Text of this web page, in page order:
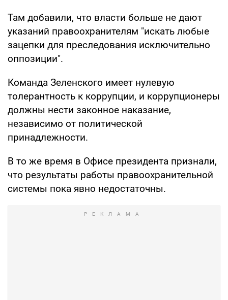
Там добавили, что власти больше не дают
указаний правоохранителям "искать любые
зацепки для преследования исключительно
оппозиции".
Команда Зеленского имеет нулевую
толерантность к коррупции, и коррупционеры
должны нести законное наказание,
независимо от политической
принадлежности.
В то же время в Офисе президента признали,
что результаты работы правоохранительной
системы пока явно недостаточны.